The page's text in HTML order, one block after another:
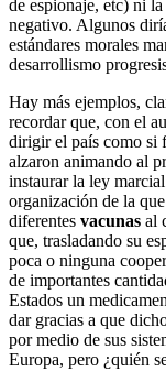
de espionaje, etc) ni
negativo. Algunos
estándares morales
desarrollismo
Hay más ejemplos,
recordar que, con el
dirigir el país como si
alzaron animando al
instaurar la ley
organización de la
diferentes vacunas al
que, trasladando su
poca o ninguna
de importantes
Estados un
dar gracias a que
por medio de sus
Europa, pero ¿quién